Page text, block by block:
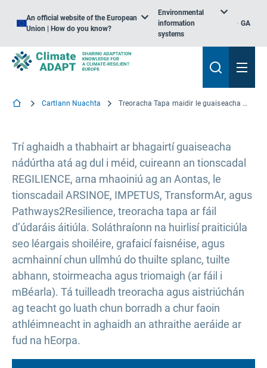
An official website of the European
Union | How do you know?
Environmental
information
systems
GA
Cartlann Nuachta Treoracha Tapa maidir le guaiseacha nádúrtha: Uirlisí praiticiúla le haghaidh oiriúnú áitiúil don athrú aeráide
Trí aghaidh a thabhairt ar bhagairtí guaiseacha
nádúrtha atá ag dul i méid, cuireann an tionscadal
REGILIENCE, arna mhaoiniú ag an Aontas, le
tionscadail ARSINOE, IMPETUS, TransformAr, agus
Pathways2Resilience, treoracha tapa ar fáil
d’údaráis áitiúla. Soláthraíonn na huirlisí praiticiúla
seo léargais shoiléire, grafaicí faisnéise, agus
acmhainní chun ullmhú do thuilte splanc, tuilte
abhann, stoirmeacha agus triomaigh (ar fáil i
mBéarla). Tá tuilleadh treoracha agus aistriúchán
ag teacht go luath chun borradh a chur faoin
athléimneacht in aghaidh an athraithe aeráide ar
fud na hEorpa.